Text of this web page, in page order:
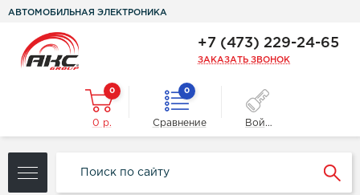
АВТОМОБИЛЬНАЯ ЭЛЕКТРОНИКА
+7 (473) 229-24-65
ЗАКАЗАТЬ ЗВОНОК
0
0 р.
0
Сравнение Войти